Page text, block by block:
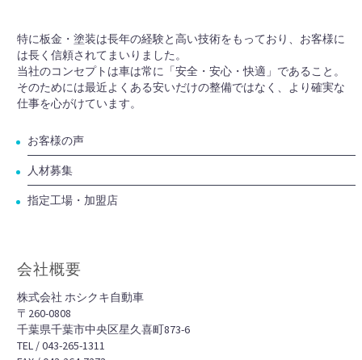
特に板金・塗装は長年の経験と高い技術をもっており、お客様に
は長く信頼されてまいりました。
当社のコンセプトは車は常に「安全・安心・快適」であること。
そのためには最近よくある安いだけの整備ではなく、より確実な
仕事を心がけています。
お客様の声
人材募集
指定工場・加盟店
会社概要
株式会社 ホシクキ自動車
〒260-0808
千葉県千葉市中央区星久喜町873-6
TEL / 043-265-1311